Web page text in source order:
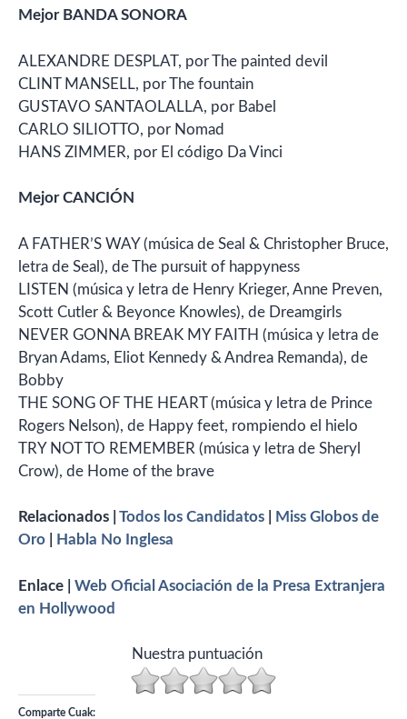
Mejor BANDA SONORA
ALEXANDRE DESPLAT, por The painted devil
CLINT MANSELL, por The fountain
GUSTAVO SANTAOLALLA, por Babel
CARLO SILIOTTO, por Nomad
HANS ZIMMER, por El código Da Vinci
Mejor CANCIÓN
A FATHER’S WAY (música de Seal & Christopher Bruce,
letra de Seal), de The pursuit of happyness
LISTEN (música y letra de Henry Krieger, Anne Preven,
Scott Cutler & Beyonce Knowles), de Dreamgirls
NEVER GONNA BREAK MY FAITH (música y letra de
Bryan Adams, Eliot Kennedy & Andrea Remanda), de
Bobby
THE SONG OF THE HEART (música y letra de Prince
Rogers Nelson), de Happy feet, rompiendo el hielo
TRY NOT TO REMEMBER (música y letra de Sheryl
Crow), de Home of the brave
Relacionados | Todos los Candidatos
Miss Globos de
Oro
Habla No Inglesa
Enlace | Web Oficial Asociación de la Presa Extranjera
en Hollywood
Nuestra puntuación
Comparte Cuak: